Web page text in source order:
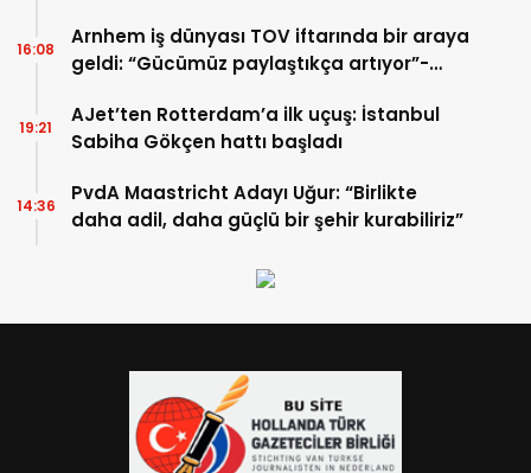
Arnhem iş dünyası TOV iftarında bir araya
geldi: “Gücümüz paylaştıkça artıyor”-
16:08
AJet’ten Rotterdam’a ilk uçuş: İstanbul
Sabiha Gökçen hattı başladı
19:21
PvdA Maastricht Adayı Uğur: “Birlikte
daha adil, daha güçlü bir şehir kurabiliriz”
14:36